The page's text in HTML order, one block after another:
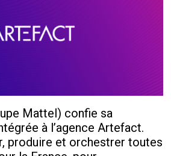
Mattel) confie sa
à l’agence Artefact.
produire et orchestrer toutes